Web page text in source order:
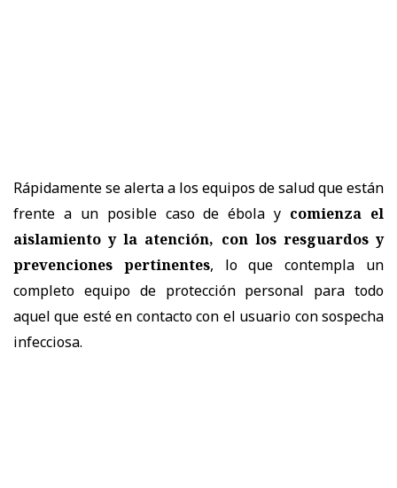
Rápidamente se alerta a los equipos de salud que están
frente a un posible caso de ébola y comienza el
aislamiento y la atención, con los resguardos y
prevenciones pertinentes, lo que contempla un
completo equipo de protección personal para todo
aquel que esté en contacto con el usuario con sospecha
infecciosa.